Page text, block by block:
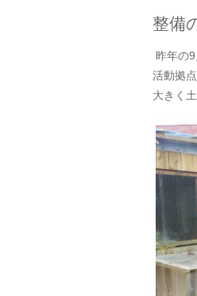
整備
昨年の
活動拠
大きく